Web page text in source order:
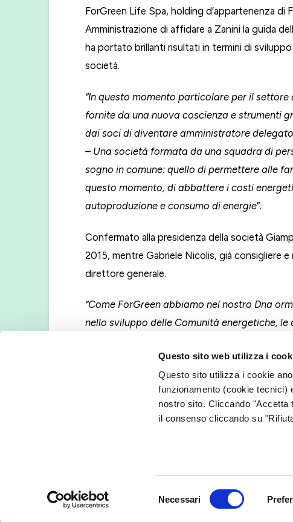
Questo sito web utilizza i
Questo sito utilizza i cookie
funzionamento (cookie tecnici)
nostro sito. Cliccando
il consenso cliccando su
del
Necessari
ForGreen Life Spa, holding d’appartenenza di
Amministrazione di affidare a Zanini la guida
ha portato brillanti risultati in termini di
società.
“In questo momento particolare per il
fornite da una nuova coscienza e strumenti
dai soci di diventare amministratore
– Una società formata da una squadra di
sogno in comune: quello di permettere alle
questo momento, di abbattere i costi
autoproduzione e consumo di energie”.
Confermato alla presidenza della società
2015, mentre Gabriele Nicolis, già consigliere
direttore generale.
“Come ForGreen abbiamo nel nostro Dna
nello sviluppo delle Comunità energetiche, le
ForGreen, la Comunità energetica si
un modello innovativo rivolto a persone e
cui abbiamo lavorato molto negli ultimi
digitalizzazione e industrializzazione della
capacità nella costruzione e promozione di